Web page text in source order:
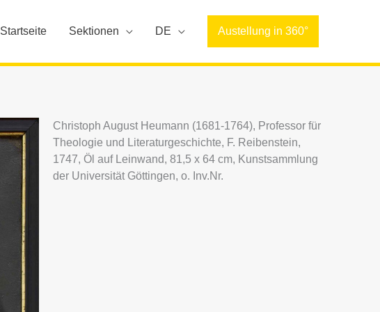
Startseite Sektionen DE Austellung in 360°
Christoph August Heumann (1681-1764), Professor für
Theologie und Literaturgeschichte, F. Reibenstein,
1747, Öl auf Leinwand, 81,5 x 64 cm, Kunstsammlung
der Universität Göttingen, o. Inv.Nr.